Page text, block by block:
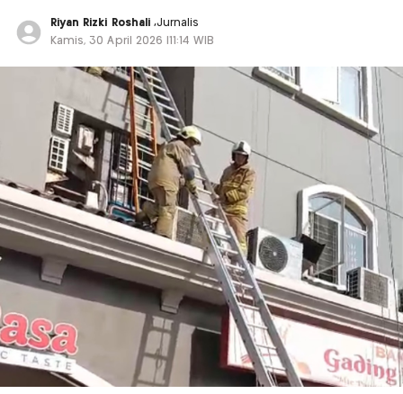
Riyan Rizki Roshali ,Jurnalis
Kamis, 30 April 2026 |11:14 WIB